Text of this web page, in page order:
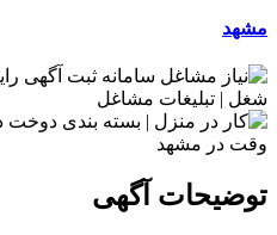
مشهد
توضیحات آگهی